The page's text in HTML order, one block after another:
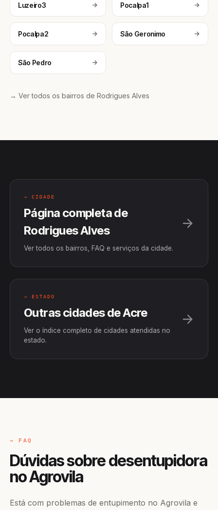
Luzeiro3 Pocalpa1
Pocalpa2 São Geronimo
São Pedro
→ Ver todos os bairros de Rodrigues Alves
→ CIDADE
Página completa de
Rodrigues Alves
Ver todos os bairros, FAQ e serviços da cidade.
→ ESTADO
Outras cidades de Acre
Ver o índice completo de cidades atendidas no
estado.
→ FAQ
Dúvidas sobre desentupidora
no Agrovila
Está com problemas de entupimento no Agrovila e